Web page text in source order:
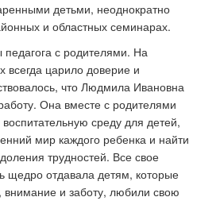
детьми, неоднократно
и областных семинарах.
с родителями. На
всегда царило доверие и
что Людмила Ивановна
Она вместе с родителями
среду для детей,
мир каждого ребенка и найти
трудностей. Все свое
щедро отдавала детям, которые
внимание и заботу, любили свою